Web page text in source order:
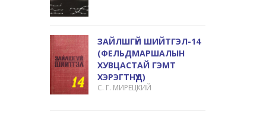
ЗАЙЛШГҮЙ ШИЙТГЭЛ-14
(ФЕЛЬДМАРШАЛЫН
ХУВЦАСТАЙ ГЭМТ
ХЭРЭГТНҮҮД)
С. Г. МИРЕЦКИЙ